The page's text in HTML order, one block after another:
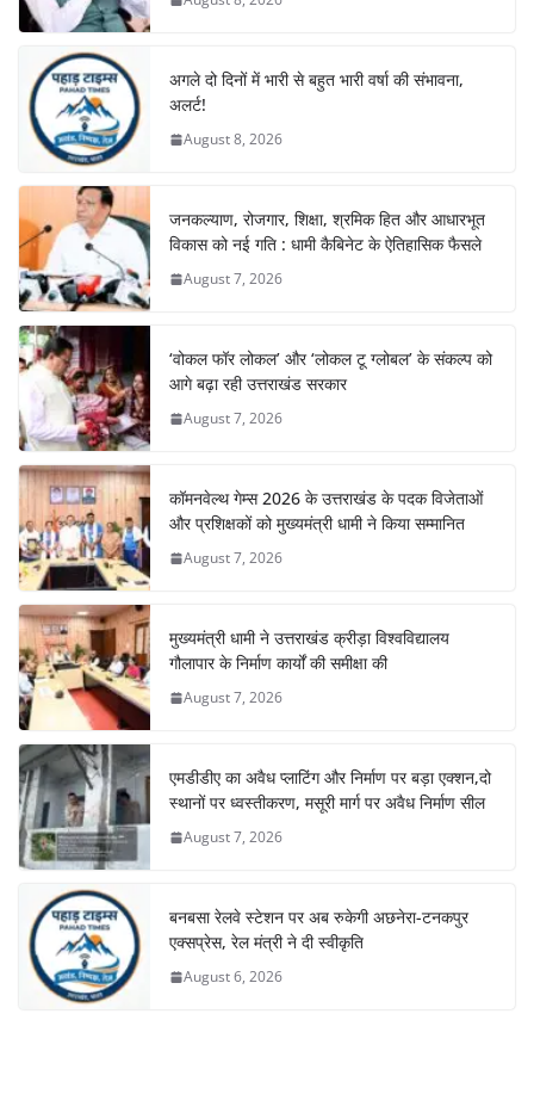
अगले दो दिनों में भारी से बहुत भारी वर्षा की संभावना,
अलर्ट!
August 8, 2026
जनकल्याण, रोजगार, शिक्षा, श्रमिक हित और आधारभूत
विकास को नई गति : धामी कैबिनेट के ऐतिहासिक फैसले
August 7, 2026
‘वोकल फॉर लोकल’ और ‘लोकल टू ग्लोबल’ के संकल्प को
आगे बढ़ा रही उत्तराखंड सरकार
August 7, 2026
कॉमनवेल्थ गेम्स 2026 के उत्तराखंड के पदक विजेताओं
और प्रशिक्षकों को मुख्यमंत्री धामी ने किया सम्मानित
August 7, 2026
मुख्यमंत्री धामी ने उत्तराखंड क्रीड़ा विश्वविद्यालय
गौलापार के निर्माण कार्यों की समीक्षा की
August 7, 2026
एमडीडीए का अवैध प्लाटिंग और निर्माण पर बड़ा एक्शन,दो
स्थानों पर ध्वस्तीकरण, मसूरी मार्ग पर अवैध निर्माण सील
August 7, 2026
बनबसा रेलवे स्टेशन पर अब रुकेगी अछनेरा-टनकपुर
एक्सप्रेस, रेल मंत्री ने दी स्वीकृति
August 6, 2026